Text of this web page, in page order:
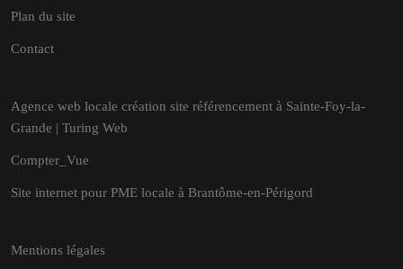
Plan du site
Contact
Agence web locale création site référencement à Sainte-Foy-la-
Grande | Turing Web
Compter_Vue
Site internet pour PME locale à Brantôme-en-Périgord
Mentions légales